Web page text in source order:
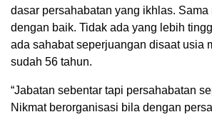
dasar persahabatan yang ikhlas.
dengan baik. Tidak ada yang lebih
ada sahabat seperjuangan disaat usia
sudah 56 tahun.
“Jabatan sebentar tapi persahabatan
Nikmat berorganisasi bila dengan